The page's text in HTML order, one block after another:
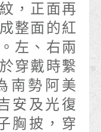
，正面再
整面的紅
左、右兩
穿戴時繫
南勢阿美
安及光復
胸披，穿